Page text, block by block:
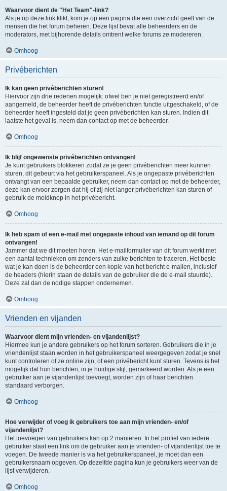
Waarvoor dient de "Het Team"-link?
Als je op deze link klikt, kom je op een pagina die een overzicht geeft van de
mensen die het forum beheren. Deze lijst bevat alle beheerders en de
moderators, met bijhorende details omtrent welke forums ze modereren.
Omhoog
Privéberichten
Ik kan geen privéberichten sturen!
Hiervoor zijn drie redenen mogelijk: ofwel ben je niet geregistreerd en/of
aangemeld, de beheerder heeft de privéberichten functie uitgeschakeld, of de
beheerder heeft ingesteld dat je geen privéberichten kan sturen. Indien dit
laatste het geval is, neem dan contact op met de beheerder.
Omhoog
Ik blijf ongewenste privéberichten ontvangen!
Je kunt gebruikers blokkeren zodat ze je geen privéberichten meer kunnen
sturen, dit gebeurt via het gebruikerspaneel. Als je ongepaste privéberichten
ontvangt van een bepaalde gebruiker, neem dan contact op met de beheerder,
deze kan ervoor zorgen dat hij of zij niet langer privéberichten kan sturen of
gebruik de meldknop in het privébericht.
Omhoog
Ik heb spam of een e-mail met ongepaste inhoud van iemand op dit forum
ontvangen!
Jammer dat we dit moeten horen. Het e-mailformulier van dit forum werkt met
een aantal technieken om zenders van zulke berichten te traceren. Het beste
wat je kan doen is de beheerder een kopie van het bericht e-mailen, inclusief
de headers (hierin staan de details van de gebruiker die de e-mail stuurde).
Deze zal dan de nodige stappen ondernemen.
Omhoog
Vrienden en vijanden
Waarvoor dient mijn vrienden- en vijandenlijst?
Hiermee kun je andere gebruikers op het forum sorteren. Gebruikers die in je
vriendenlijst staan worden in het gebruikerspaneel weergegeven zodat je snel
kunt controleren of ze online zijn, of een privébericht kunt sturen. Tevens is het
mogelijk dat hun berichten, in je huidige stijl, gemarkeerd worden. Als je een
gebruiker aan je vijandenlijst toevoegt, worden zijn of haar berichten
standaard verborgen.
Omhoog
Hoe verwijder of voeg ik gebruikers toe aan mijn vrienden- en/of
vijandenlijst?
Het toevoegen van gebruikers kan op 2 manieren. In het profiel van iedere
gebruiker staat een link om de gebruiker aan je vrienden- of vijandenlijst toe te
voegen. De tweede manier is via het gebruikerspaneel, je moet dan een
gebruikersnaam opgeven. Op dezelfde pagina kun je gebruikers weer van de
lijst verwijderen.
Omhoog